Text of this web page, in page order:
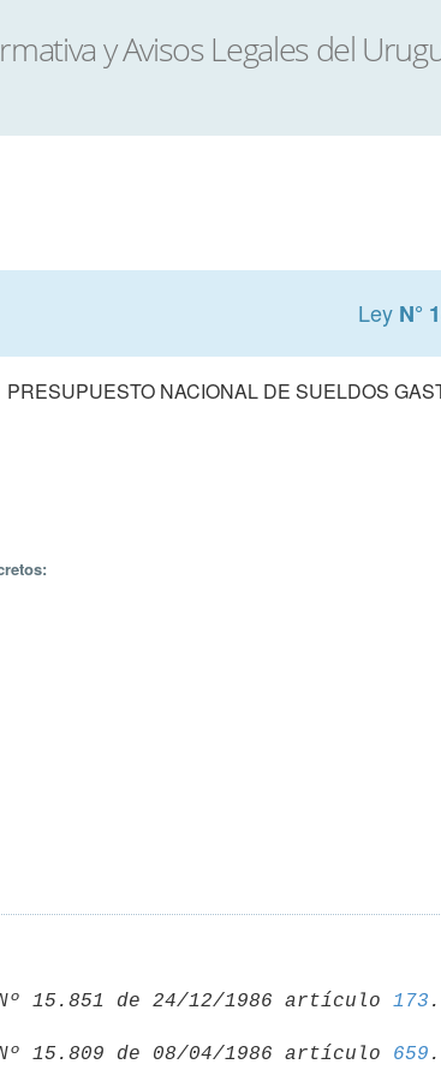
Ley N°
PRESUPUESTO NACIONAL DE SUELDOS
15.851 de 24/12/1986 artículo 173
15.809 de 08/04/1986 artículo 659